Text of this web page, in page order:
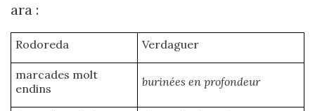
ara :
Rodoreda Verdaguer
marcades molt
endins
burinées en profondeur